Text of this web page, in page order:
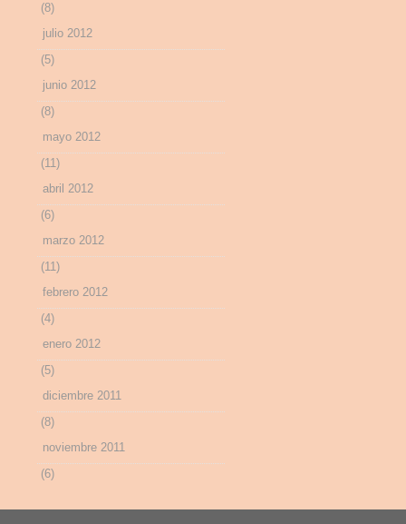
(8)
julio 2012
(5)
junio 2012
(8)
mayo 2012
(11)
abril 2012
(6)
marzo 2012
(11)
febrero 2012
(4)
enero 2012
(5)
diciembre 2011
(8)
noviembre 2011
(6)